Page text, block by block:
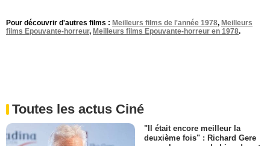
Pour découvrir d'autres films : Meilleurs films de l'année 1978, Meilleurs
films Epouvante-horreur, Meilleurs films Epouvante-horreur en 1978.
Toutes les actus Ciné
"Il était encore meilleur la
deuxième fois" : Richard Gere